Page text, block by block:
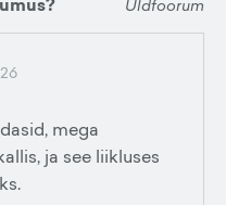
Üldfoorum
mega
ja see liikluses